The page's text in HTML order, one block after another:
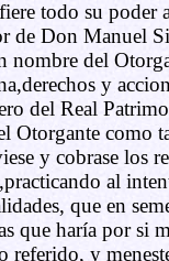
todo su poder
de Don Manuel
nombre del
y
del Real
Otorgante como
y cobrase los
al
que en
que haría por si
referido, y